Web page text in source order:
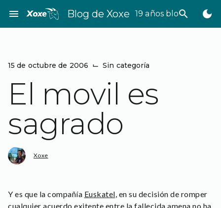
contenido
menu Blog de Xoxe 19 años bloggeando
search dark_mode
15 de octubre de 2006 ⌙ Sin categoría
El movil es
sagrado
Xoxe
Y es que la compañía Euskatel, en su decisión de romper
cualquier acuerdo exitente entre la fallecida amena no ha